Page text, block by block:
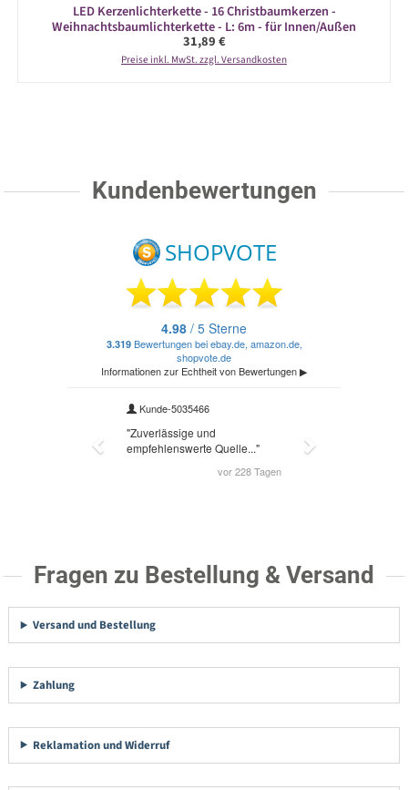
LED Kerzenlichterkette - 16 Christbaumkerzen -
Weihnachtsbaumlichterkette - L: 6m - für Innen/Außen
Regulärer Preis:
31,89 €
Preise inkl. MwSt. zzgl. Versandkosten
Kundenbewertungen
Fragen zu Bestellung & Versand
Versand und Bestellung
Zahlung
Reklamation und Widerruf